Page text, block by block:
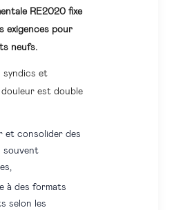
RE2020 fixe
exigences pour
neufs.
syndics et
douleur est double
et consolider des
souvent
à des formats
selon les